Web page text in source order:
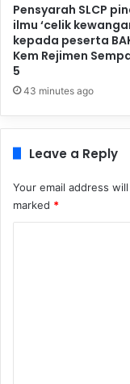
Pensyarah SLCP
ilmu ‘celik
kepada peserta
Kem Rejimen
5
43 minutes ago
Leave a Reply
Your email address
marked *